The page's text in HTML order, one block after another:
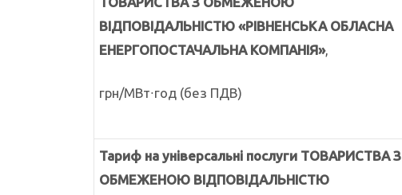
ВІДПОВІДАЛЬНІСТЮ «РІВНЕНСЬКА ОБЛАСНА
ЕНЕРГОПОСТАЧАЛЬНА КОМПАНІЯ»,
грн/МВт∙год (без ПДВ)
Тариф на універсальні послуги ТОВАРИСТВА З
ОБМЕЖЕНОЮ ВІДПОВІДАЛЬНІСТЮ